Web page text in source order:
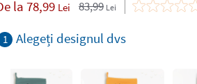
la 78,99 Lei 83,99 Lei
1 Alegeți designul dvs